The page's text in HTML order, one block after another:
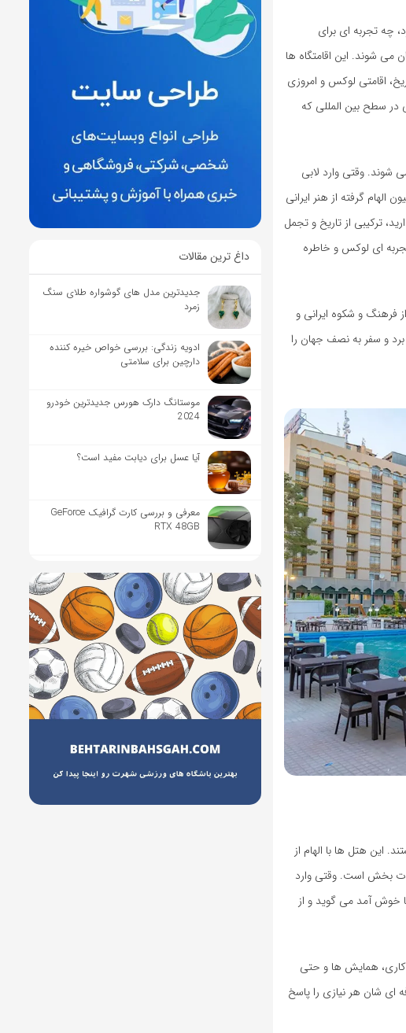
چه تجربه ای برای
می شوند. این اقامتگاه ها
اقامتی لوکس و امروزی
در سطح بین المللی که
شوند. وقتی وارد لابی
الهام گرفته از هنر ایرانی
ترکیبی از تاریخ و تجمل
ای لوکس و خاطره
از فرهنگ و شکوه ایرانی و
و سفر به نصف جهان را
هستند. این هتل ها با الهام از
بخش است. وقتی وارد
شما خوش آمد می گوید و از
کاری، همایش ها و حتی
ای شان هر نیازی را پاسخ
داغ ترین مقالات
جدیدترین مدل های گوشواره طلای سنگ
زمرد
ادویه زندگی: بررسی خواص خیره کننده
دارچین برای سلامتی
موستانگ دارک هورس جدیدترین خودرو
2024
آیا عسل برای دیابت مفید است؟
معرفی و بررسی کارت گرافیک GeForce
RTX 48GB